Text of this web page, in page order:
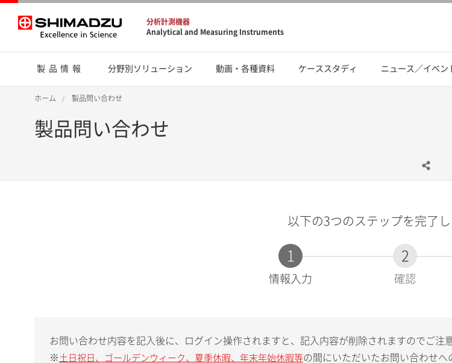
分析計測機器
Analytical and Measuring Instruments
製品情報 分野別ソリューション 動画・各種資料 ケーススタディ ニュース／イベン
ホーム 製品問い合わせ
製品問い合わせ
以下の3つのステップを完了し
1
現
情報入力
2
確認
お問い合わせ内容を記入後に、ログイン操作されますと、記入内容が削除されますのでご注
※ 土日祝日、ゴールデンウィーク、夏季休暇、年末年始休暇等の間にいただいたお問い合わせ